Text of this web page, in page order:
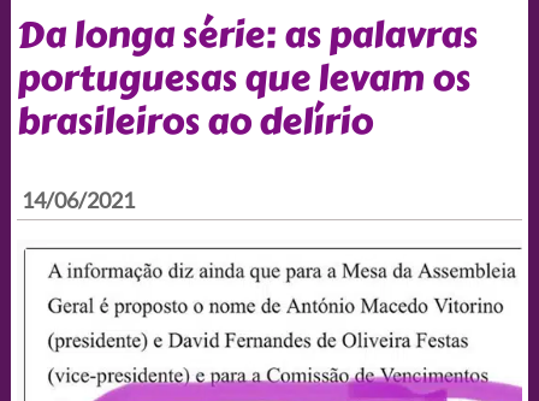
Da longa série: as palavras
portuguesas que levam os
brasileiros ao delírio
14/06/2021